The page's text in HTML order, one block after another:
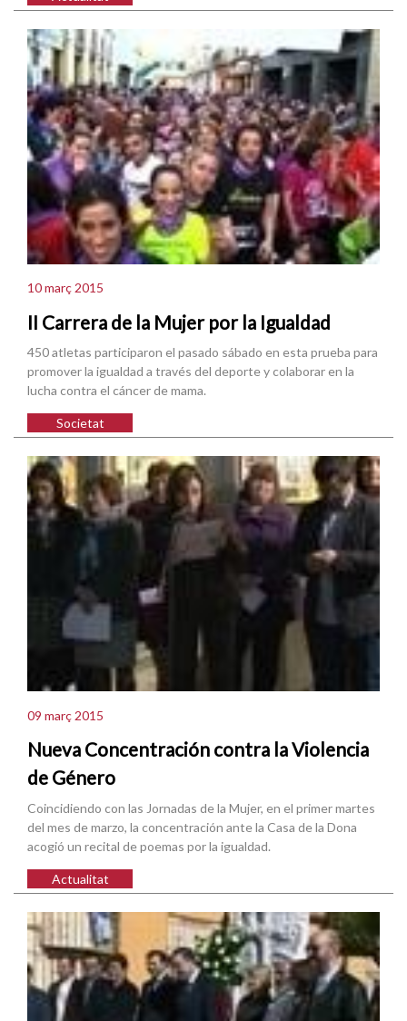
10 març 2015
II Carrera de la Mujer por la Igualdad
450 atletas participaron el pasado sábado en esta prueba para
promover la igualdad a través del deporte y colaborar en la
lucha contra el cáncer de mama.
Societat
09 març 2015
Nueva Concentración contra la Violencia
de Género
Coincidiendo con las Jornadas de la Mujer, en el primer martes
del mes de marzo, la concentración ante la Casa de la Dona
acogió un recital de poemas por la igualdad.
Actualitat